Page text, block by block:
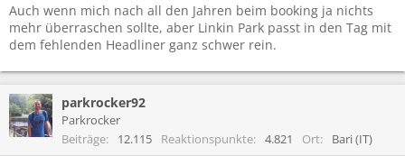
:
Auch wenn mich nach all den Jahren beim booking ja nichts
mehr überraschen sollte, aber Linkin Park passt in den Tag mit
dem fehlenden Headliner ganz schwer rein.
parkrocker92
Parkrocker
Beiträge
12.115 Reaktionspunkte 4.821 Ort Bari (IT)